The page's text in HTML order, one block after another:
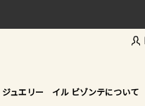
ュエリー イル ビゾンテについて